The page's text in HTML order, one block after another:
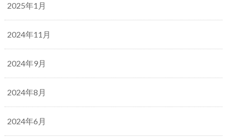
2025年1月
2024年11月
2024年9月
2024年8月
2024年6月